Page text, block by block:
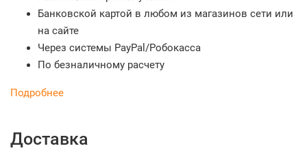
Банковской картой в любом из магазинов сети или
на сайте
Через системы PayPal/Робокасса
По безналичному расчету
Подробнее
Доставка